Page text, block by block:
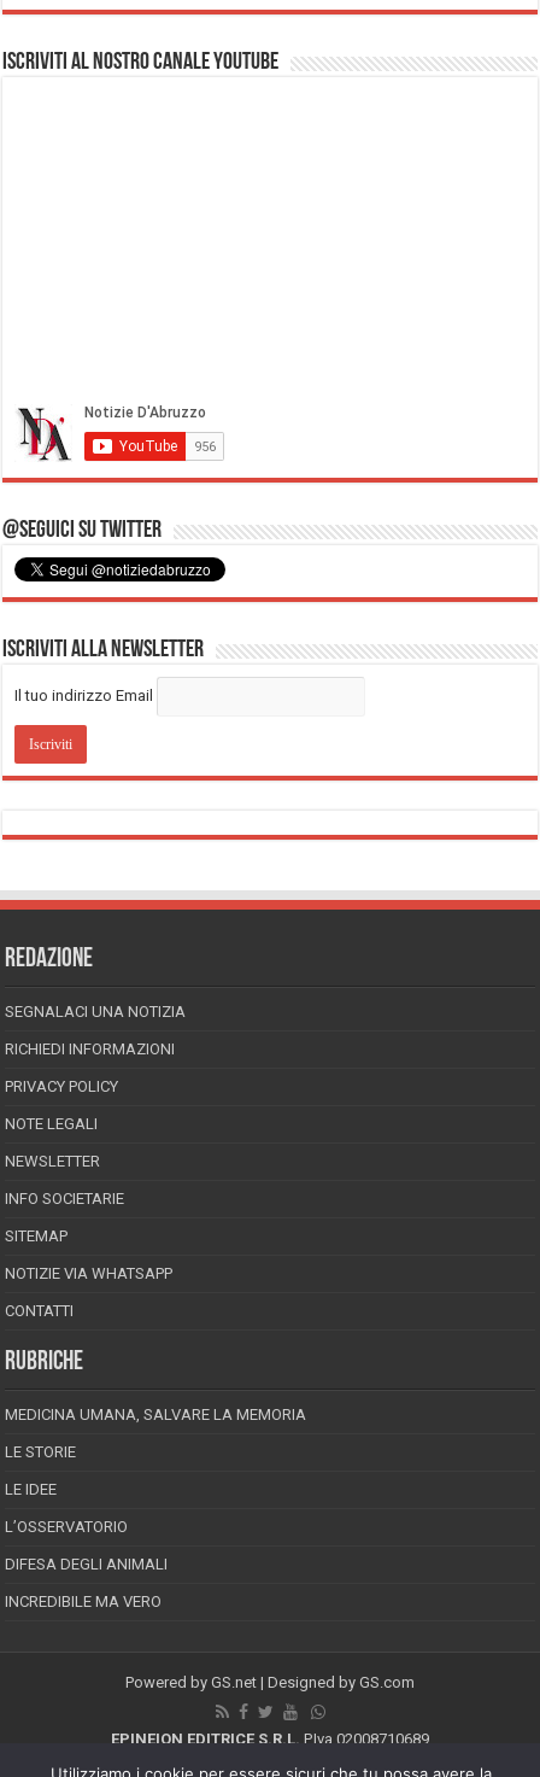
Iscriviti al nostro Canale Youtube
@Seguici su Twitter
Iscriviti alla Newsletter
Il tuo indirizzo Email
REDAZIONE
SEGNALACI UNA NOTIZIA
RICHIEDI INFORMAZIONI
PRIVACY POLICY
NOTE LEGALI
NEWSLETTER
INFO SOCIETARIE
SITEMAP
NOTIZIE VIA WHATSAPP
CONTATTI
RUBRICHE
MEDICINA UMANA, SALVARE LA MEMORIA
LE STORIE
LE IDEE
L’OSSERVATORIO
DIFESA DEGLI ANIMALI
INCREDIBILE MA VERO
Powered by GS.net | Designed by GS.com
EPINEION EDITRICE S.R.L. P.Iva 02008710689